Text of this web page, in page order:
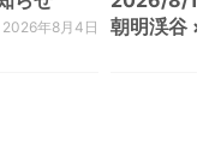
2026年8月4日
朝明渓谷 ×